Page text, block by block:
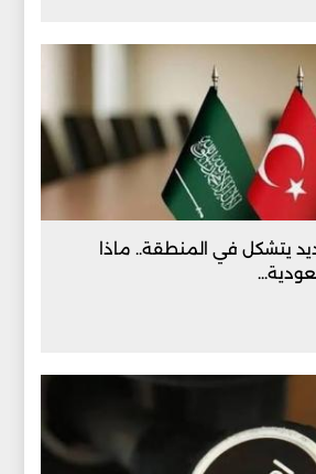
يتشكل في المنطقة.. ماذا